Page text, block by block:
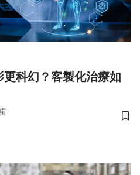
科幻？客製化治療如
儲